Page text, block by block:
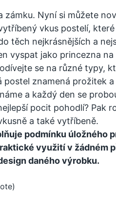
zámku. Nyní si můžete
vkus postelí,
těch nejkrásnějších a
vyspat jako princezna na
se na různé typy,
postel znamená prožitek
a každý den se
pocit pohodlí? Pak
a také vytříbeně.
podmínku úložného
využití v žádném
daného výrobku.